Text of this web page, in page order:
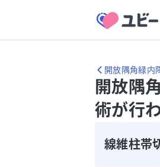
開放隅角緑内
開放隅
術が行
線維柱帯